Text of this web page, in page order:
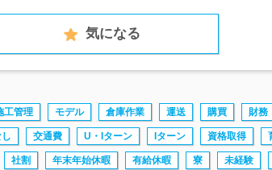
気になる
工管理 モデル 倉庫作業 運送 購買 財務
交通費 U・Iターン Iターン 資格取得
社割 年末年始休暇 有給休暇 寮 未経験